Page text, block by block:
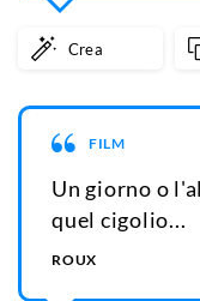
Crea
FILM
Un giorno o
quel cigolio...
ROUX